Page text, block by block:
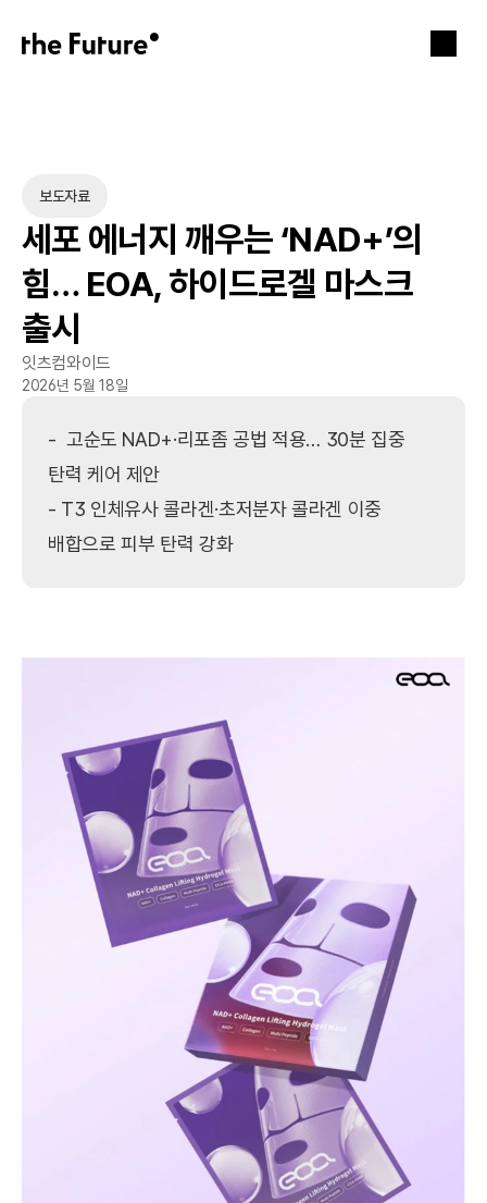
보도자료
세포 에너지 깨우는 ‘NAD+’의
힘… EOA, 하이드로겔 마스크
출시
잇츠컴와이드
2026년 5월 18일
-  고순도 NAD+·리포좀 공법 적용… 30분 집중
탄력 케어 제안
- T3 인체유사 콜라겐·초저분자 콜라겐 이중
배합으로 피부 탄력 강화